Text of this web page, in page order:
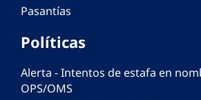
Pasantías
Políticas
Alerta - Intentos de estafa en
OPS/OMS